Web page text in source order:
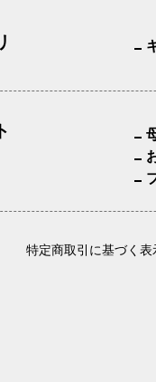
特定商取引に基づく表